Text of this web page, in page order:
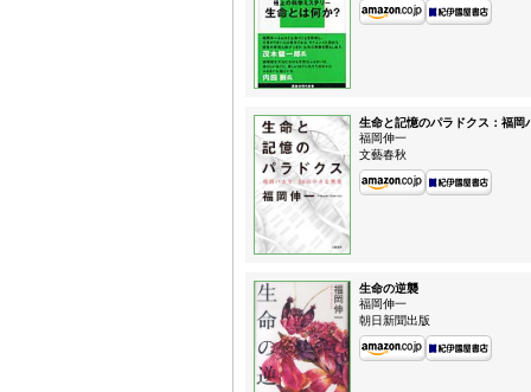
生命と記憶のパラドクス：福岡
福岡伸一
文藝春秋
生命の逆襲
福岡伸一
朝日新聞出版